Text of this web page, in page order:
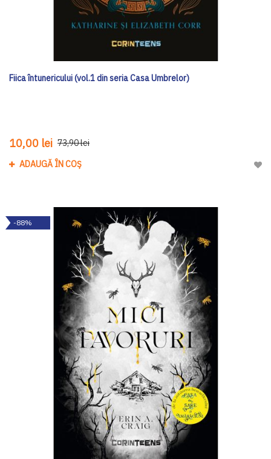
Fiica întunericului (vol.1 din seria Casa Umbrelor)
10,00 lei 73,90 lei
ADAUGĂ ÎN COȘ
-88%